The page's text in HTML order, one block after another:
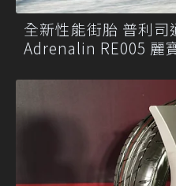
全新性能街胎 普利司
Adrenalin RE005 麗